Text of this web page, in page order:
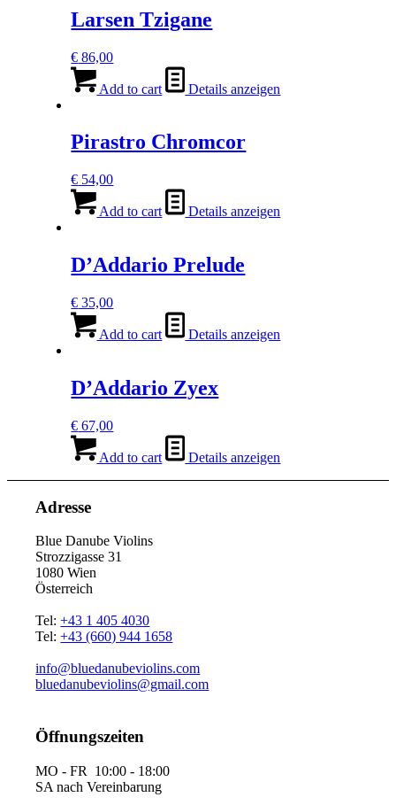
Larsen Tzigane
€ 86,00
Add to cart Details anzeigen
Pirastro Chromcor
€ 54,00
Add to cart Details anzeigen
D’Addario Prelude
€ 35,00
Add to cart Details anzeigen
D’Addario Zyex
€ 67,00
Add to cart Details anzeigen
Adresse
Blue Danube Violins
Strozzigasse 31
1080 Wien
Österreich
Tel:+43 1 405 4030
Tel:+43 (660) 944 1658
info@bluedanubeviolins.com
bluedanubeviolins@gmail.com
Öffnungszeiten
MO - FR 10:00 - 18:00
SA nach Vereinbarung